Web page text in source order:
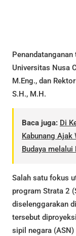
Universitas Nusa
M.Eng., dan
S.H., M.H.
Baca juga: Di
Kabunang Ajak
Budaya melalui
Salah satu fokus
program Strata 2
diselenggarakan
tersebut
sipil negara